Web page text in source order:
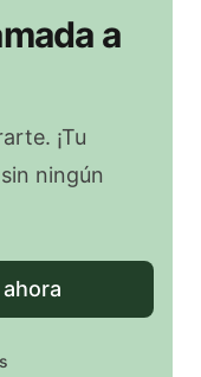
a
¡Tu
ningún